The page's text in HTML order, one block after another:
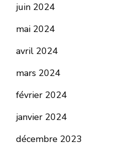
juin 2024
mai 2024
avril 2024
mars 2024
février 2024
janvier 2024
décembre 2023